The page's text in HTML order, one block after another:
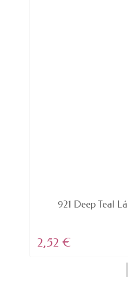
921 Deep Teal
2,52 €